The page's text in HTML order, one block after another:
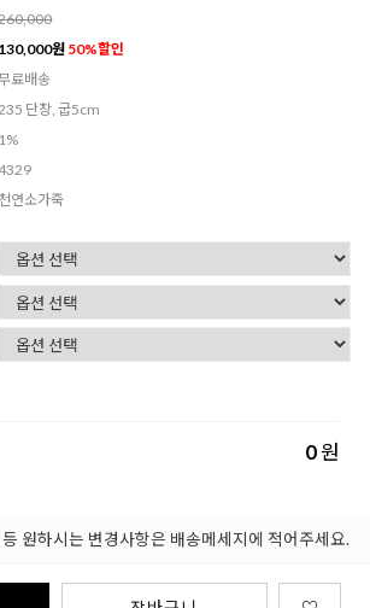
130,000원 50%할인
료배송
단창, 굽5cm
1%
천연소가죽
0원
원하시는 변경사항은 배송메세지에 적어주세요.